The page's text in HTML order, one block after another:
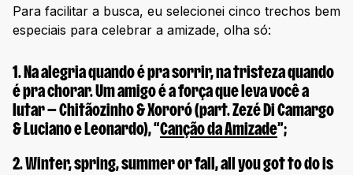
Para facilitar a busca, eu selecionei cinco trechos bem
especiais para celebrar a amizade, olha só:
1. Na alegria quando é pra sorrir, na tristeza quando
é pra chorar. Um amigo é a força que leva você a
lutar— Chitãozinho & Xororó (part. Zezé Di Camargo
& Luciano e Leonardo), “Canção da Amizade”;
2.Winter, spring, summer or fall, all you got to do is